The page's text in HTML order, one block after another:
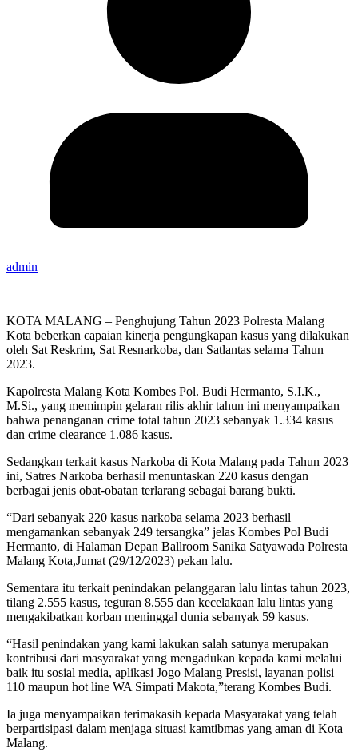
admin
KOTA MALANG – Penghujung Tahun 2023 Polresta Malang
Kota beberkan capaian kinerja pengungkapan kasus yang dilakukan
oleh Sat Reskrim, Sat Resnarkoba, dan Satlantas selama Tahun
2023.
Kapolresta Malang Kota Kombes Pol. Budi Hermanto, S.I.K.,
M.Si., yang memimpin gelaran rilis akhir tahun ini menyampaikan
bahwa penanganan crime total tahun 2023 sebanyak 1.334 kasus
dan crime clearance 1.086 kasus.
Sedangkan terkait kasus Narkoba di Kota Malang pada Tahun 2023
ini, Satres Narkoba berhasil menuntaskan 220 kasus dengan
berbagai jenis obat-obatan terlarang sebagai barang bukti.
“Dari sebanyak 220 kasus narkoba selama 2023 berhasil
mengamankan sebanyak 249 tersangka” jelas Kombes Pol Budi
Hermanto, di Halaman Depan Ballroom Sanika Satyawada Polresta
Malang Kota,Jumat (29/12/2023) pekan lalu.
Sementara itu terkait penindakan pelanggaran lalu lintas tahun 2023,
tilang 2.555 kasus, teguran 8.555 dan kecelakaan lalu lintas yang
mengakibatkan korban meninggal dunia sebanyak 59 kasus.
“Hasil penindakan yang kami lakukan salah satunya merupakan
kontribusi dari masyarakat yang mengadukan kepada kami melalui
baik itu sosial media, aplikasi Jogo Malang Presisi, layanan polisi
110 maupun hot line WA Simpati Makota,”terang Kombes Budi.
Ia juga menyampaikan terimakasih kepada Masyarakat yang telah
berpartisipasi dalam menjaga situasi kamtibmas yang aman di Kota
Malang.